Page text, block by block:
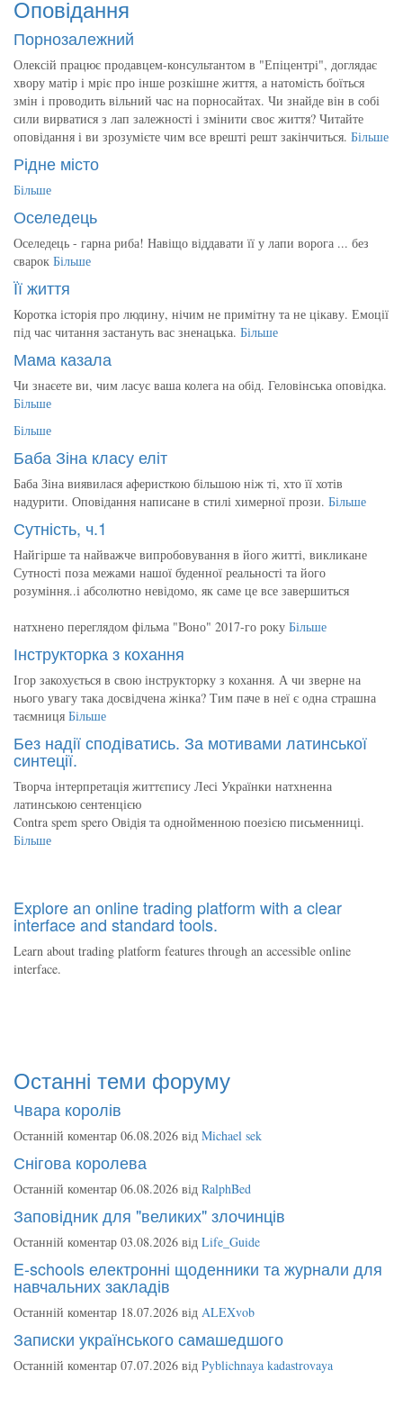
Оповідання
Порнозалежний
Олексій працює продавцем-консультантом в "Епіцентрі", доглядає
хвору матір і мріє про інше розкішне життя, а натомість боїться
змін і проводить вільний час на порносайтах. Чи знайде він в собі
сили вирватися з лап залежності і змінити своє життя? Читайте
оповідання і ви зрозумієте чим все врешті решт закінчиться. Більше
Рідне місто
Більше
Оселедець
Оселедець - гарна риба! Навіщо віддавати її у лапи ворога ... без
сварок Більше
Її життя
Коротка історія про людину, нічим не примітну та не цікаву. Емоції
під час читання застануть вас зненацька. Більше
Мама казала
Чи знаєете ви, чим ласує ваша колега на обід. Геловінська оповідка.
Більше
Більше
Баба Зіна класу еліт
Баба Зіна виявилася аферисткою більшою ніж ті, хто її хотів
надурити. Оповідання написане в стилі химерної прози. Більше
Сутність, ч.1
Найгірше та найважче випробовування в його житті, викликане
Сутності поза межами нашої буденної реальності та його
розуміння..і абсолютно невідомо, як саме це все завершиться
натхнено переглядом фільма "Воно" 2017-го року Більше
Інструкторка з кохання
Ігор закохується в свою інструкторку з кохання. А чи зверне на
нього увагу така досвідчена жінка? Тим паче в неї є одна страшна
таємниця Більше
Без надії сподіватись. За мотивами латинської
синтеції.
Творча інтерпретація життєпису Лесі Українки натхненна
латинською сентенцією
Contra spem spero Овідія та однойменною поезією письменниці.
Більше
Explore an online trading platform with a clear
interface and standard tools.
Learn about trading platform features through an accessible online
interface.
Останні теми форуму
Чвара королів
Останній коментар 06.08.2026 від Michael sek
Снігова королева
Останній коментар 06.08.2026 від RalphBed
Заповідник для "великих" злочинців
Останній коментар 03.08.2026 від Life_Guide
E-schools електронні щоденники та журнали для
навчальних закладів
Останній коментар 18.07.2026 від ALEXvob
Записки українського самашедшого
Останній коментар 07.07.2026 від Pyblichnaya kadastrovaya